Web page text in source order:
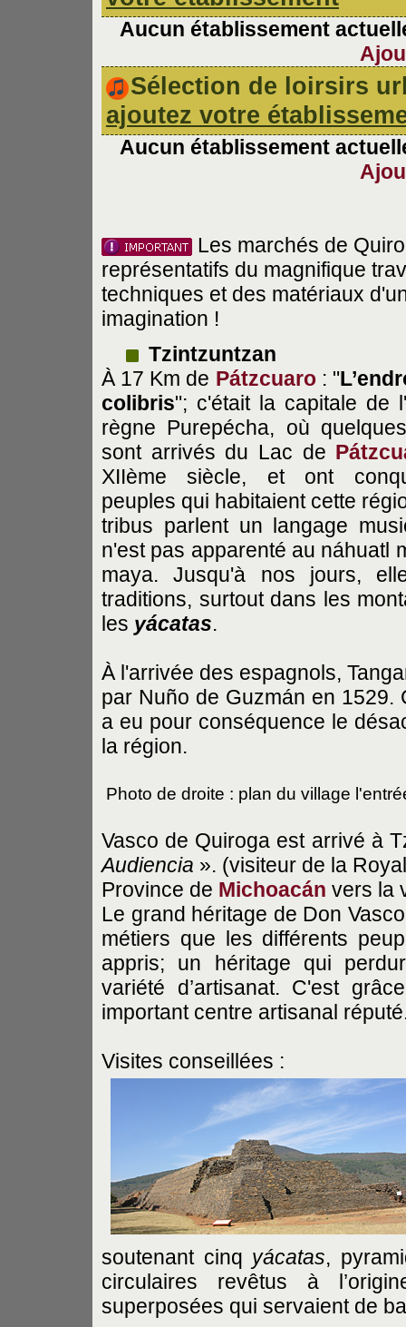
Aucun établissement
Sélection de loirsirs
ajoutez votre
Aucun établissement
Les marchés de
représentatifs du magnifique
techniques et des matériaux
imagination !
Tzintzuntzan
À 17 Km de Pátzcuaro: "
colibris"; c'était la capitale de
règne Purepécha, où
sont arrivés du Lac de
XIIème siècle, et ont
peuples qui habitaient cette
tribus parlent un langage
n'est pas apparenté au náhuatl
maya. Jusqu'à nos jours,
traditions, surtout dans les
les yácatas.
À l'arrivée des espagnols,
par Nuño de Guzmán en 1529.
a eu pour conséquence le
la région.
Photo de droite : plan du village
Vasco de Quiroga est arrivé à
Audiencia ». (visiteur de la
Province de Michoacán vers la
Le grand héritage de Don
métiers que les différents
appris; un héritage qui
variété d’artisanat. C'est
important centre artisanal
Visites conseillées :
soutenant cinq yácatas,
circulaires revêtus à
superposées qui servaient de